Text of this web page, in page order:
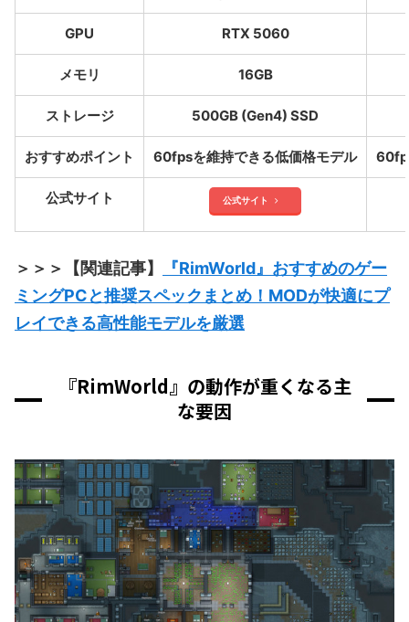
GPU RTX 5060
メモリ 16GB
ストレージ 500GB (Gen4) SSD
おすすめポイント 60fpsを維持できる低価格モデル
公式サイト 公式サイト
＞＞＞【関連記事】
『RimWorld』おすすめのゲー
ミングPCと推奨スペックまとめ！MODが快適にプ
レイできる高性能モデルを厳選
『RimWorld』の動作が重くなる主
な要因